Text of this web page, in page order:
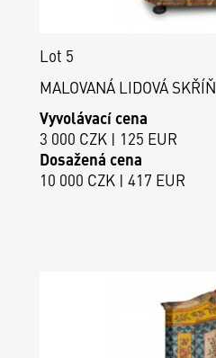
Lot 5
MALOVANÁ LIDOVÁ SKŘÍŇ
Vyvolávací cena
3 000 CZK | 125 EUR
Dosažená cena
10 000 CZK | 417 EUR